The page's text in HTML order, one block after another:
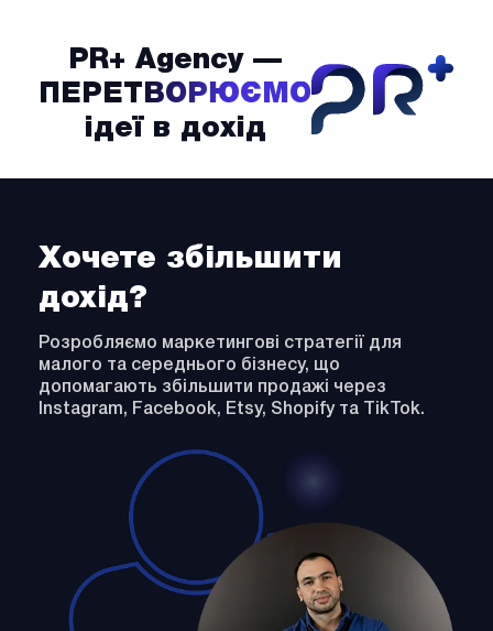
PR+ Agency —
ПЕРЕТВОРЮЄМО
ідеї в дохід
Хочете збільшити
дохід?
Розробляємо маркетингові стратегії для
малого та середнього бізнесу, що
допомагають збільшити продажі через
Instagram, Facebook, Etsy, Shopify та TikTok.